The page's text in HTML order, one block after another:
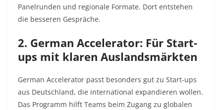
Panelrunden und regionale Formate. Dort entstehen
die besseren Gespräche.
2. German Accelerator: Für Start-
ups mit klaren Auslandsmärkten
German Accelerator passt besonders gut zu Start-ups
aus Deutschland, die international expandieren wollen.
Das Programm hilft Teams beim Zugang zu globalen